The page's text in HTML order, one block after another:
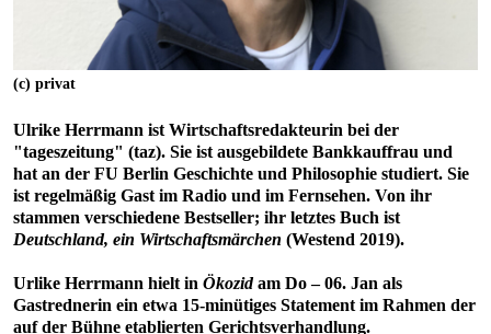
(c) privat
Ulrike Herrmann ist Wirtschaftsredakteurin bei der
"tageszeitung" (taz). Sie ist ausgebildete Bankkauffrau und
hat an der FU Berlin Geschichte und Philosophie studiert. Sie
ist regelmäßig Gast im Radio und im Fernsehen. Von ihr
stammen verschiedene Bestseller; ihr letztes Buch ist
Deutschland, ein Wirtschaftsmärchen (Westend 2019).
Urlike Herrmann hielt in Ökozidam Do – 06. Jan als
Gastrednerin ein etwa 15-minütiges Statement im Rahmen der
auf der Bühne etablierten Gerichtsverhandlung.